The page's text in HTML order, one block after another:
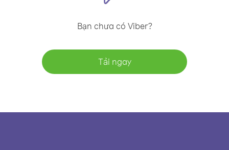
Bạn chưa có Viber?
Tải ngay